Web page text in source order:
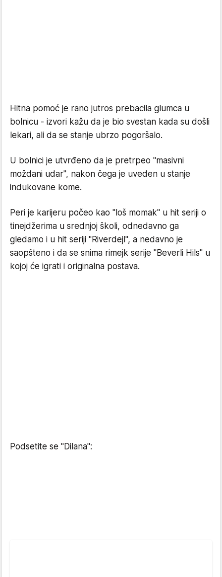
Hitna pomoć je rano jutros prebacila glumca u
bolnicu - izvori kažu da je bio svestan kada su došli
lekari, ali da se stanje ubrzo pogoršalo.
U bolnici je utvrđeno da je pretrpeo "masivni
moždani udar", nakon čega je uveden u stanje
indukovane kome.
Peri je karijeru počeo kao "loš momak" u hit seriji o
tinejdžerima u srednjoj školi, odnedavno ga
gledamo i u hit seriji "Riverdejl", a nedavno je
saopšteno i da se snima rimejk serije "Beverli Hils" u
kojoj će igrati i originalna postava.
Podsetite se "Dilana":